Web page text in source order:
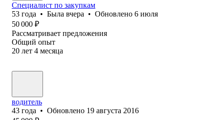
Специалист по закупкам
53 года • Была вчера • Обновлено 6 июля
50 000 ₽
Рассматривает предложения
Общий опыт
20 лет 4 месяца
водитель
43 года • Обновлено 19 августа 2016